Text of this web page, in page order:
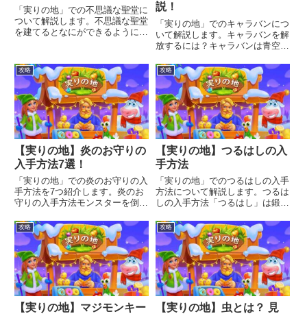
「実りの地」での不思議な聖堂に
ついて解説します。不思議な聖堂
を建てるとなにができるようにな
説！
「実りの地」でのキャラバンにつ
いて解説します。キャラバンを解
放するには？キャラバンは青空市
なります。青空市場青空市場はど
こにある？青空市場は上の方に移
動するとあります。到達するに
は、途中にいるモンスターを倒さ
な...
攻略
【実りの地】炎のお守りの
入手方法7選！
「実りの地」での炎のお守りの入
手方法を7つ紹介します。炎のお
守りの入手方法モンスターを倒す
タルで購入ログインボーナス気球
のシーズンキャラバンモンスター
を倒すモンスターを倒すとまれに
炎のお守りを入手できます。動
物...
攻略
【実りの地】つるはしの入
手方法
「実りの地」でのつるはしの入手
方法について解説します。つるは
しの入手方法「つるはし」は鍛冶
るはし生産に必要なもの木材×1
製材所で生産可能村に生えている
「小さな木」を除去することでも
獲得できる銅塊×1溶鉱炉で生
産...
攻略
【実りの地】マジモンキー
攻略
【実りの地】虫とは？ 見